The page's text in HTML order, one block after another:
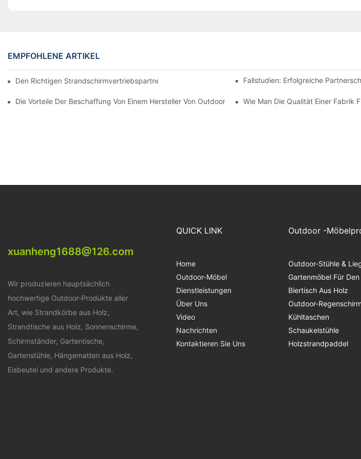
EMPFOHLENE ARTIKEL
Den Richtigen Strandschirmvertriebspartner Für Ihre Geschäftlichen Bedürfnisse Finden
Fallstudien: Erfolgreiche
Die Vorteile Der Beschaffung Von Einem Hersteller Von Outdoor-Lounge-StühlenWie Man Die Qualität Einer Fabrik
xuanheng1688@126.com
Wir produzieren hauptsächlich
hochwertige Outdoor-Produkte aller
Art, wie Strandkörbe aus Holz,
Strandtische aus Holz, Sonnenschirme,
Schirmständer, Gartentische,
Gartenstühle, Hängematten aus Holz,
Eisbeutel und andere Produkte.
QUICK LINK
Home
Outdoor-Möbel
Dienstleistungen
Über Uns
Video
Nachrichten
Kontaktieren Sie Uns
Outdoor -
Outdoor-Stühle &
Gartenmöbel Für
Biertisch Aus Holz
Outdoor-
Kühltaschen
Schaukelstühle
Holzstrandpaddel